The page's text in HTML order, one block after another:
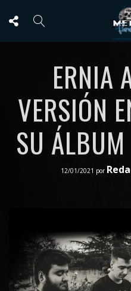
ERNIA
VERSIÓN
SU
12/01/2021 por